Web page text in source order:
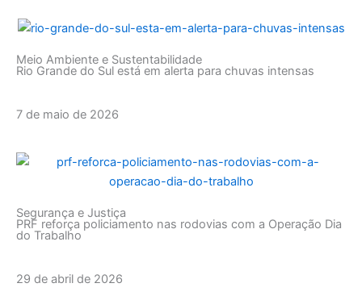
Meio Ambiente e Sustentabilidade
Rio Grande do Sul está em alerta para chuvas intensas
7 de maio de 2026
Segurança e Justiça
PRF reforça policiamento nas rodovias com a Operação Dia
do Trabalho
29 de abril de 2026